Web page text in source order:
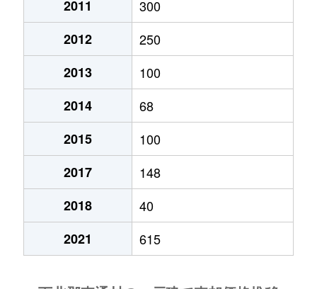
2011
300
2012
250
2013
100
2014
68
2015
100
2017
148
2018
40
2021
615